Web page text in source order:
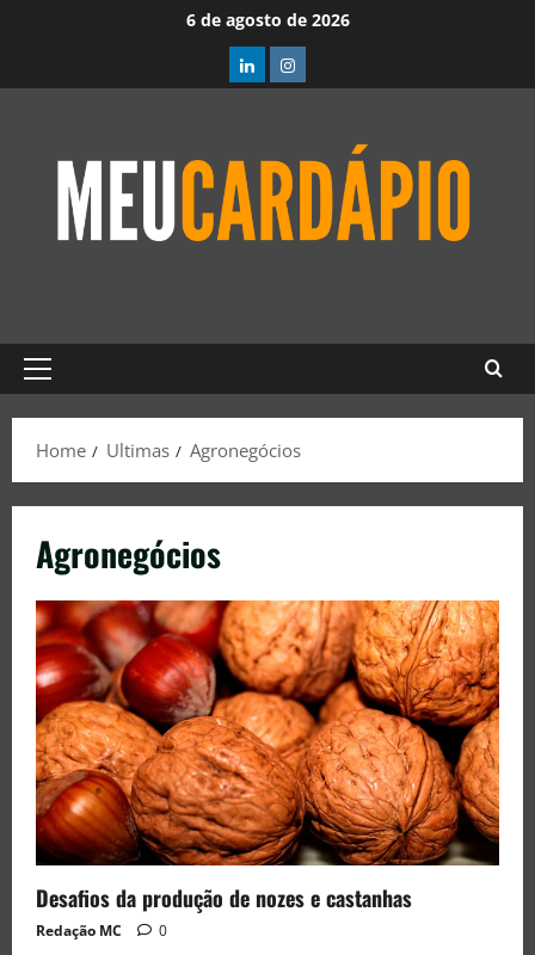
6 de agosto de 2026
Home Ultimas Agronegócios
Agronegócios
Desafios da produção de nozes e castanhas
Redação MC 0